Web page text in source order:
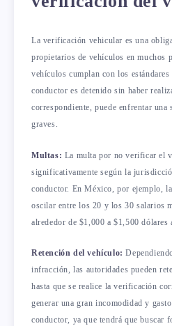
La verificación vehicular es una
propietarios de vehículos en muchos
vehículos cumplan con los
conductor es detenido sin haber
correspondiente, puede enfrentar una
graves.
Multas: La multa por no verificar el
significativamente según la
conductor. En México, por ejemplo,
oscilar entre los 20 y los 30 salarios
alrededor de $1,000 a $1,500 dólares
Retención del vehículo:
infracción, las autoridades pueden
hasta que se realice la verificación
generar una gran incomodidad y
conductor, ya que tendrá que buscar